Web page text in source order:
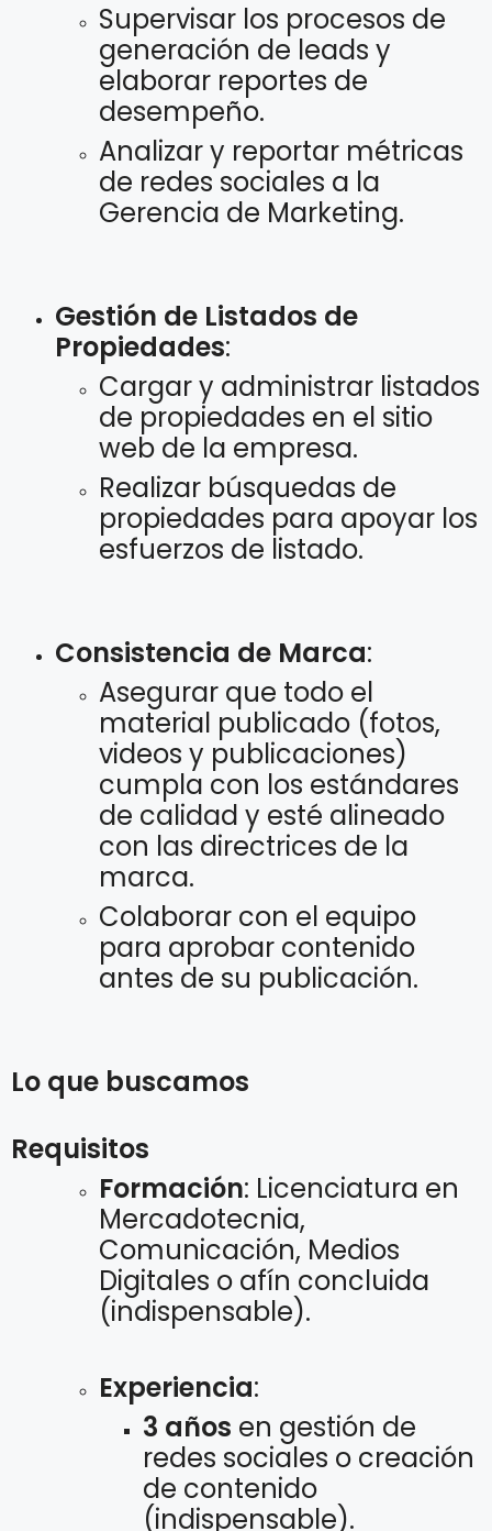
Supervisar los procesos de
generación de leads y
elaborar reportes de
desempeño.
Analizar y reportar métricas
de redes sociales a la
Gerencia de Marketing.
Gestión de Listados de
Propiedades:
Cargar y administrar listados
de propiedades en el sitio
web de la empresa.
Realizar búsquedas de
propiedades para apoyar los
esfuerzos de listado.
Consistencia de Marca:
Asegurar que todo el
material publicado (fotos,
videos y publicaciones)
cumpla con los estándares
de calidad y esté alineado
con las directrices de la
marca.
Colaborar con el equipo
para aprobar contenido
antes de su publicación.
Lo que buscamos
Requisitos
Formación: Licenciatura en
Mercadotecnia,
Comunicación, Medios
Digitales o afín concluida
(indispensable).
Experiencia:
3 años en gestión de
redes sociales o creación
de contenido
(indispensable).